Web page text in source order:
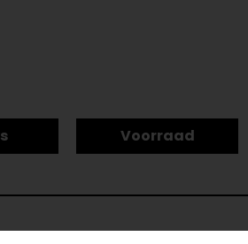
Voorraad